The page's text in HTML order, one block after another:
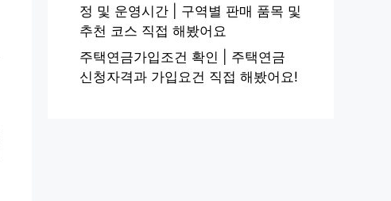
정 및 운영시간 | 구역별 판매 품목 및
추천 코스 직접 해봤어요
주택연금가입조건 확인 | 주택연금
신청자격과 가입요건 직접 해봤어요!